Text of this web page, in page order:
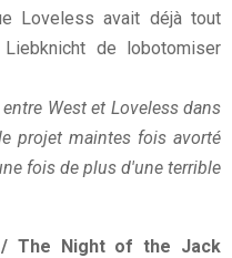
Loveless avait déjà tout
de lobotomiser
West et Loveless dans
projet maintes fois avorté
fois de plus d'une terrible
The Night of the Jack